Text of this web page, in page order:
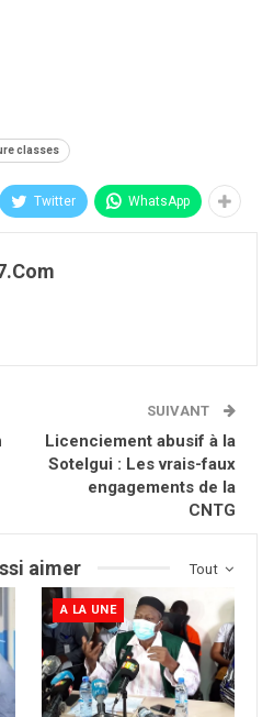
classes
Twitter WhatsApp
SUIVANT
Licenciement abusif à la
Sotelgui : Les vrais-faux
engagements de la
CNTG
Tout
aimer
A LA UNE